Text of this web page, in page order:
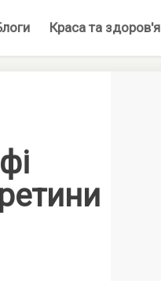
Краса та здоров'я